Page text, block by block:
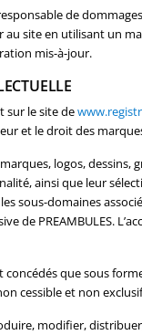
de
au site en utilisant un
mis-à-jour.
sur le site de
et le droit des
logos, dessins,
ainsi que leur
sous-domaines
de PREAMBULES.
concédés que sous
cessible et non
modifier,